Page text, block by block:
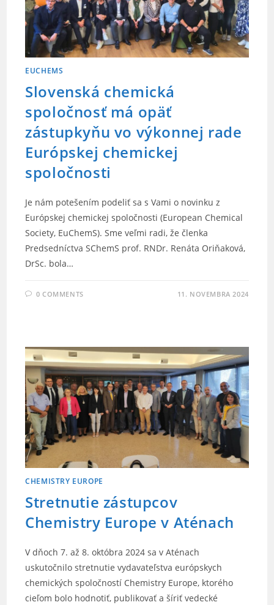
EUCHEMS
Slovenská chemická
spoločnosť má opäť
zástupkyňu vo výkonnej rade
Európskej chemickej
spoločnosti
Je nám potešením podeliť sa s Vami o novinku z
Európskej chemickej spoločnosti (European Chemical
Society, EuChemS). Sme veľmi radi, že členka
Predsedníctva SChemS prof. RNDr. Renáta Oriňaková,
DrSc. bola…
0 COMMENTS 11. NOVEMBRA 2024
CHEMISTRY EUROPE
Stretnutie zástupcov
Chemistry Europe v Aténach
V dňoch 7. až 8. októbra 2024 sa v Aténach
uskutočnilo stretnutie vydavateľstva európskych
chemických spoločností Chemistry Europe, ktorého
cieľom bolo hodnotiť, publikovať a šíriť vedecké